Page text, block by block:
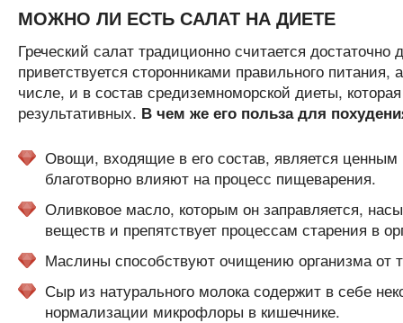
МОЖНО ЛИ ЕСТЬ САЛАТ НА ДИЕТЕ
Греческий салат традиционно считается
приветствуется сторонниками правильного
числе, и в состав средиземноморской диеты,
результативных. В чем же его польза для
Овощи, входящие в его состав, является ценным
благотворно влияют на процесс пищеварения.
Оливковое масло, которым он заправляется,
веществ и препятствует процессам старения в
Маслины способствуют очищению организма от
Сыр из натурального молока содержит в себе
нормализации микрофлоры в кишечнике.